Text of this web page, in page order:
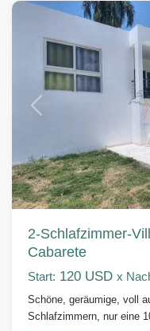
Vorherige
2-Schlafzimmer-
Cabarete
Start: 120 USD x
Schöne, geräumige, voll
Schlafzimmern, nur eine